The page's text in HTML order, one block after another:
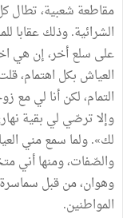
مقاطعة شعبية، تطال
الشرائية. وذلك
على سلع أخر، إن هي
العياش بكل اهتمام،
التمام، لكن أنا لي مع
وإلا ترصّي لي بقية
لك». ولما سمع مني
والصّفات، ومنها أني
وهوان، من قبل
المواطنين.